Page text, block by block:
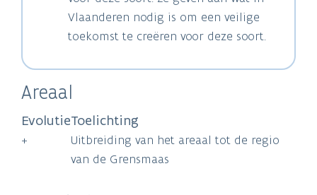
Vlaanderen nodig is om een veilige
toekomst te creëren voor deze soort.
Areaal
Evolutie
+
Toelichting
Uitbreiding van het areaal tot de regio
van de Grensmaas